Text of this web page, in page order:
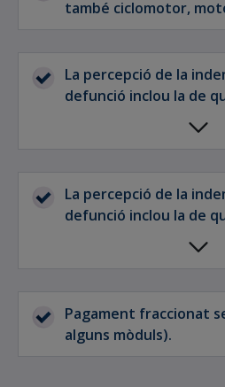
també ciclomotor,
La percepció de la
defunció inclou la de
La percepció de la
defunció inclou la de
Pagament fraccionat
alguns mòduls).